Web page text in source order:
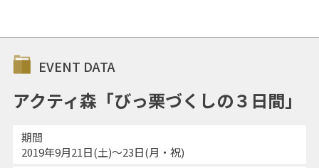
EVENT DATA
アクティ森「びっ栗づくしの３日間」
期間
2019年9月21日(土)〜23日(月・祝)